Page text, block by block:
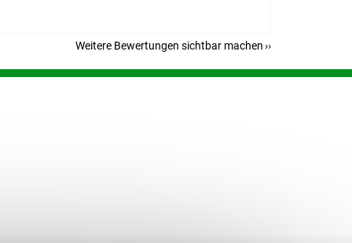
Weitere Bewertungen sichtbar machen